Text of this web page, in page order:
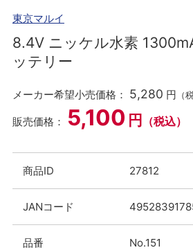
東京マルイ
8.4V ニッケル水素
ッテリー
メーカー希望小売価格： 5,280 円 （
販売価格： 5,100 円 （税込）
商品ID 27812
JANコード
品番 No.151